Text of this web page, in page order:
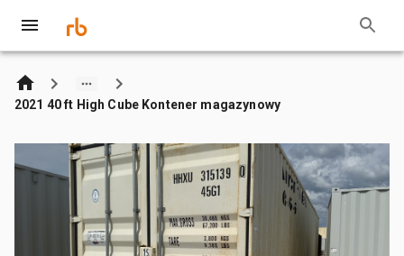
2021 40 ft High Cube Kontener magazynowy